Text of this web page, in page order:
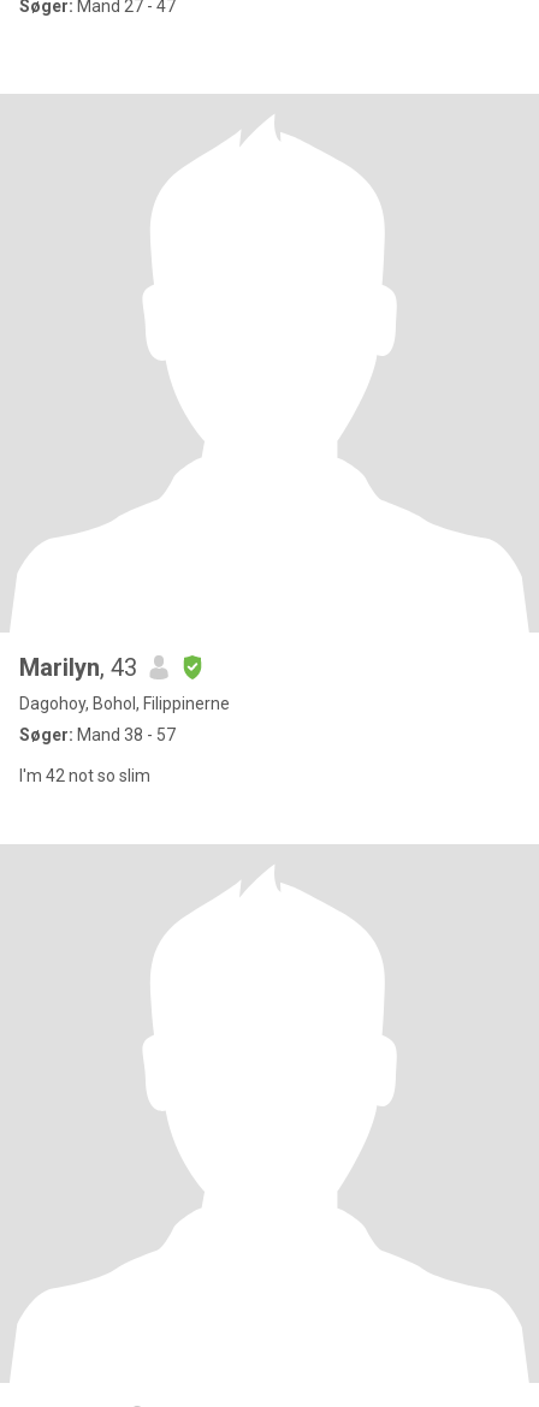
Søger: Mand 27 - 47
Marilyn, 43
Dagohoy, Bohol, Filippinerne
Søger: Mand 38 - 57
I'm 42 not so slim